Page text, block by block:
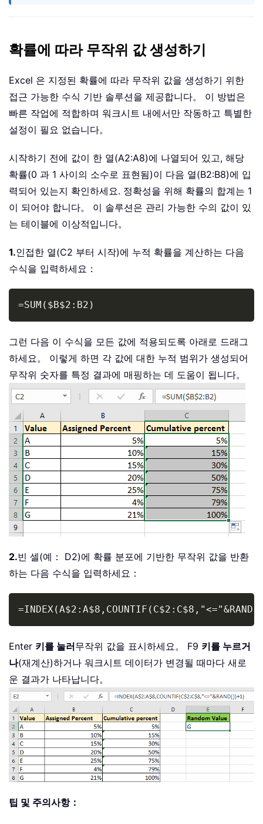
확률에 따라 무작위 값 생성하기
Excel 은 지정된 확률에 따라 무작위 값을 생성하기 위한
접근 가능한 수식 기반 솔루션을 제공합니다。 이 방법은
빠른 작업에 적합하며 워크시트 내에서만 작동하고 특별한
설정이 필요 없습니다。
시작하기 전에 값이 한 열(A2:A8)에 나열되어 있고, 해당
확률(0 과 1 사이의 소수로 표현됨)이 다음 열(B2:B8)에 입
력되어 있는지 확인하세요. 정확성을 위해 확률의 합계는 1
이 되어야 합니다。 이 솔루션은 관리 가능한 수의 값이 있
는 테이블에 이상적입니다。
1.인접한 열(C2 부터 시작)에 누적 확률을 계산하는 다음
수식을 입력하세요：
=SUM($B$2:B2)
그런 다음 이 수식을 모든 값에 적용되도록 아래로 드래그
하세요。 이렇게 하면 각 값에 대한 누적 범위가 생성되어
무작위 숫자를 특정 결과에 매핑하는 데 도움이 됩니다。
2.빈 셀(예： D2)에 확률 분포에 기반한 무작위 값을 반환
하는 다음 수식을 입력하세요：
Copy
Enter 키를 눌러무작위 값을 표시하세요。 F9 키를 누르거
나(재계산)하거나 워크시트 데이터가 변경될 때마다 새로
운 결과가 나타납니다。
팁 및 주의사항：